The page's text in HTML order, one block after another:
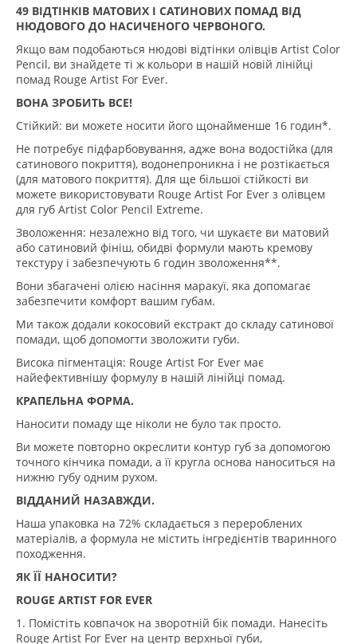
49 ВІДТІНКІВ МАТОВИХ І САТИНОВИХ ПОМАД ВІД
НЮДОВОГО ДО НАСИЧЕНОГО ЧЕРВОНОГО.
Якщо вам подобаються нюдові відтінки олівців Artist Color
Pencil, ви знайдете ті ж кольори в нашій новій лінійці
помад Rouge Artist For Ever.
ВОНА ЗРОБИТЬ ВСЕ!
Стійкий: ви можете носити його щонайменше 16 годин*.
Не потребує підфарбовування, адже вона водостійка (для
сатинового покриття), водонепроникна і не розтікається
(для матового покриття). Для ще більшої стійкості ви
можете використовувати Rouge Artist For Ever з олівцем
для губ Artist Color Pencil Extreme.
Зволоження: незалежно від того, чи шукаєте ви матовий
або сатиновий фініш, обидві формули мають кремову
текстуру і забезпечують 6 годин зволоження**.
Вони збагачені олією насіння маракуї, яка допомагає
забезпечити комфорт вашим губам.
Ми також додали кокосовий екстракт до складу сатинової
помади, щоб допомогти зволожити губи.
Висока пігментація: Rouge Artist For Ever має
найефективнішу формулу в нашій лінійці помад.
КРАПЕЛЬНА ФОРМА.
Наносити помаду ще ніколи не було так просто.
Ви можете повторно окреслити контур губ за допомогою
точного кінчика помади, а її кругла основа наноситься на
нижню губу одним рухом.
ВІДДАНИЙ НАЗАВЖДИ.
Наша упаковка на 72% складається з перероблених
матеріалів, а формула не містить інгредієнтів тваринного
походження.
ЯК ЇЇ НАНОСИТИ?
ROUGE ARTIST FOR EVER
1. Помістіть ковпачок на зворотній бік помади. Нанесіть
Rouge Artist For Ever на центр верхньої губи,